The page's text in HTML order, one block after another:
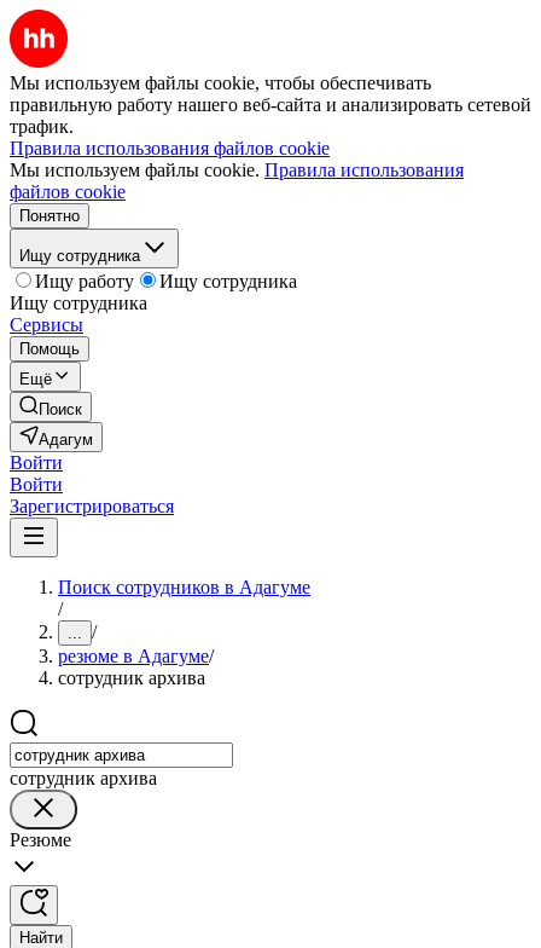
Мы используем файлы cookie, чтобы обеспечивать
правильную работу нашего веб-сайта и анализировать сетевой
трафик.
Правила использования файлов cookie
Мы используем файлы cookie. Правила использования
файлов cookie
Понятно
Ищу сотрудника
Ищу работу
Ищу сотрудника
Ищу сотрудника
Сервисы
Помощь
Ещё
Поиск
Адагум
Войти
Войти
Зарегистрироваться
Поиск сотрудников в Адагуме
/
... /
резюме в Адагуме/
сотрудник архива
сотрудник архива
Резюме
Найти